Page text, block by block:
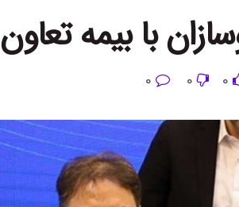
با بیمه تعاون
0
0